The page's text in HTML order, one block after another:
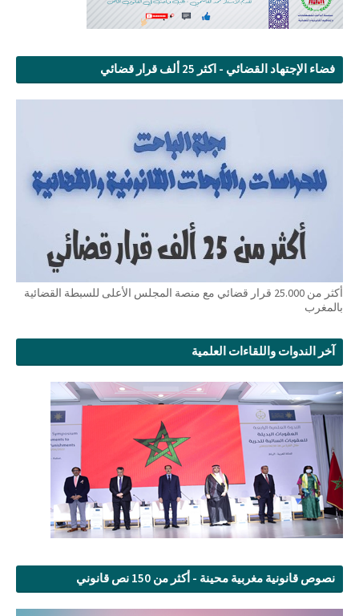
فضاء الإجتهاد القضائي - اكثر 25 ألف قرار قضائي
أكثر من 25.000 قرار قضائي مع منصة المجلس الأعلى للسبطة القضائية
بالمغرب
آخر الندوات واللقاءات العلمية
نصوص قانونية مغربية محينة - أكثر من 150 نص قانوني